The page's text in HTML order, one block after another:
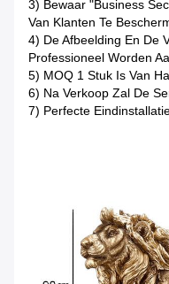
3) Bewaar "Business
Van Klanten Te
4) De Afbeelding En De
Professioneel Worden
5) MOQ 1 Stuk Is Van
6) Na Verkoop Zal De
7) Perfecte